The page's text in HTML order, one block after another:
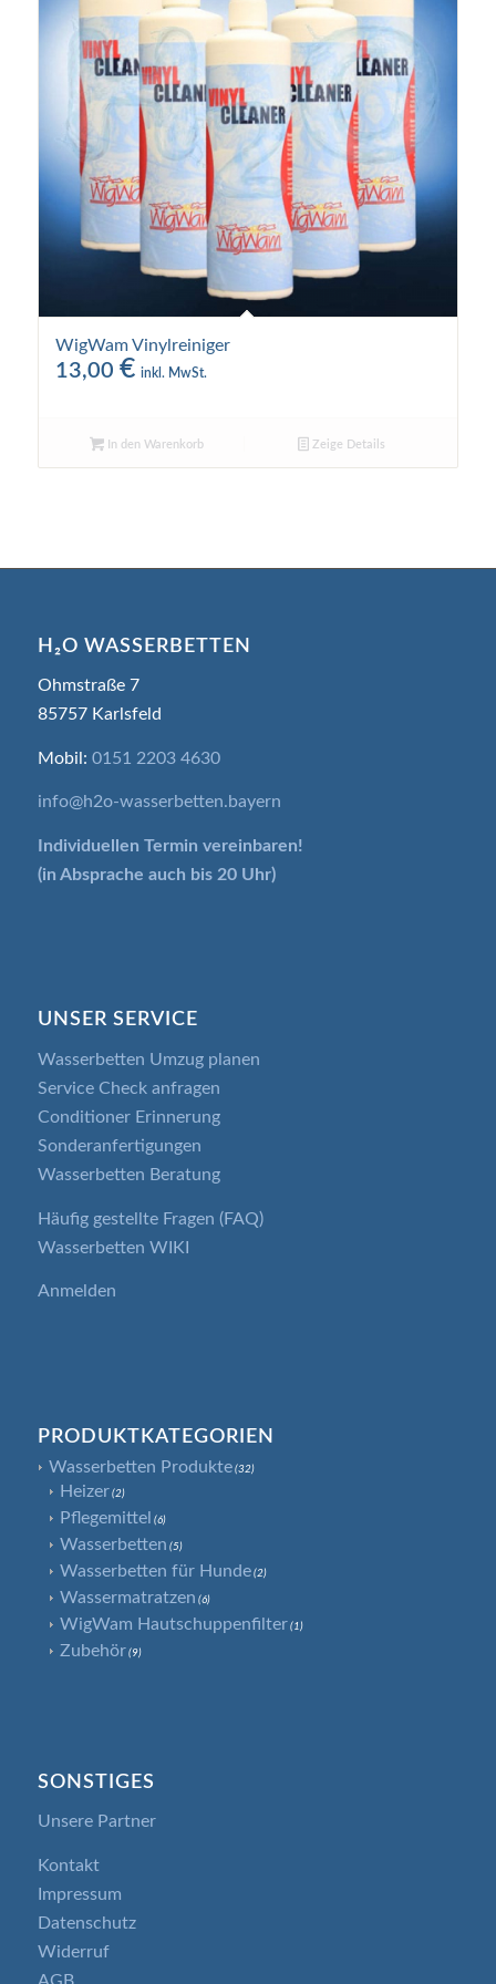
WigWam Vinylreiniger
13,00 € inkl. MwSt.
In den Warenkorb Zeige Details
H₂O WASSERBETTEN
Ohmstraße 7
85757 Karlsfeld
Mobil: 0151 2203 4630
info@h2o-wasserbetten.bayern
Individuellen Termin vereinbaren!
(in Absprache auch bis 20 Uhr)
UNSER SERVICE
Wasserbetten Umzug planen
Service Check anfragen
Conditioner Erinnerung
Sonderanfertigungen
Wasserbetten Beratung
Häufig gestellte Fragen (FAQ)
Wasserbetten WIKI
Anmelden
PRODUKTKATEGORIEN
Wasserbetten Produkte (32)
Heizer (2)
Pflegemittel (6)
Wasserbetten (5)
Wasserbetten für Hunde (2)
Wassermatratzen (6)
WigWam Hautschuppenfilter (1)
Zubehör (9)
SONSTIGES
Unsere Partner
Kontakt
Impressum
Datenschutz
Widerruf